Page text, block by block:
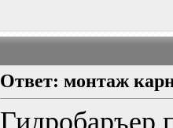
Ответ: монтаж
Гидробаръер